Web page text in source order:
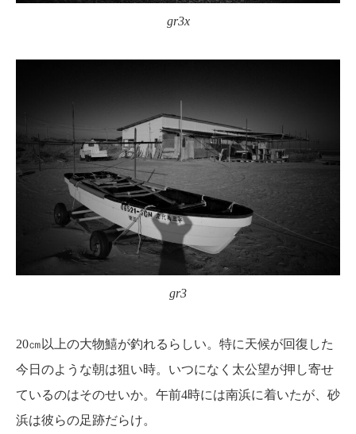
gr3x
gr3
20㎝以上の大物鱚が釣れるらしい。特に天候が回復した
今日のような朝は狙い時。いつになく太公望が押し寄せ
ているのはそのせいか。午前4時には南浜に着いたが、砂
浜は彼らの足跡だらけ。